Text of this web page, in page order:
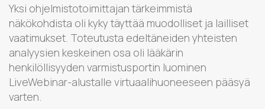
Yksi ohjelmistotoimittajan tärkeimmistä
näkökohdista oli kyky täyttää muodolliset ja lailliset
vaatimukset. Toteutusta edeltäneiden yhteisten
analyysien keskeinen osa oli lääkärin
henkilöllisyyden varmistusportin luominen
LiveWebinar-alustalle virtuaalihuoneeseen pääsyä
varten.